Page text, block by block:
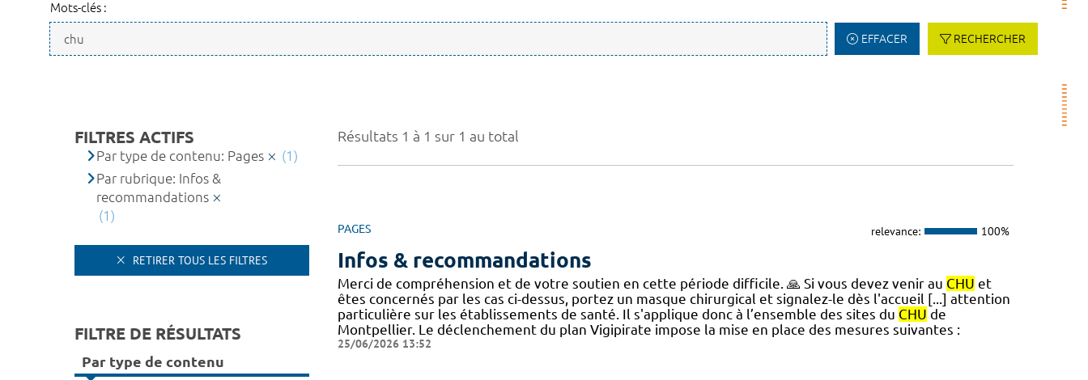
Mots-clés :
EFFACER RECHERCHER
Résultats 1 à 1 sur 1 au total
PAGES relevance: 100%
Infos & recommandations
Merci de compréhension et de votre soutien en cette période difficile. 🙏 Si vous devez venir au CHU et
êtes concernés par les cas ci-dessus, portez un masque chirurgical et signalez-le dès l'accueil [...] attention
particulière sur les établissements de santé. Il s'applique donc à l’ensemble des sites du CHU de
Montpellier. Le déclenchement du plan Vigipirate impose la mise en place des mesures suivantes :
25/06/2026 13:52
FILTRES ACTIFS
Par type de contenu: Pages
(1)
Par rubrique: Infos &
recommandations
(1)
RETIRER TOUS LES FILTRES
FILTRE DE RÉSULTATS
Par type de contenu